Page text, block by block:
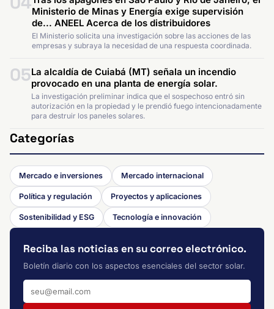
Ministerio de Minas y Energía exige supervisión
de... ANEEL Acerca de los distribuidores
El Ministerio solicita una investigación sobre las acciones de las
empresas y subraya la necesidad de una respuesta coordinada.
05La alcaldía de Cuiabá (MT) señala un incendio
provocado en una planta de energía solar.
La investigación preliminar indica que el sospechoso entró sin
autorización en la propiedad y le prendió fuego intencionadamente
para destruir los paneles solares.
Categorías
Mercado e inversiones Mercado internacional
Política y regulación Proyectos y aplicaciones
Sostenibilidad y ESG Tecnología e innovación
Reciba las noticias en su correo electrónico.
Boletín diario con los aspectos esenciales del sector solar.